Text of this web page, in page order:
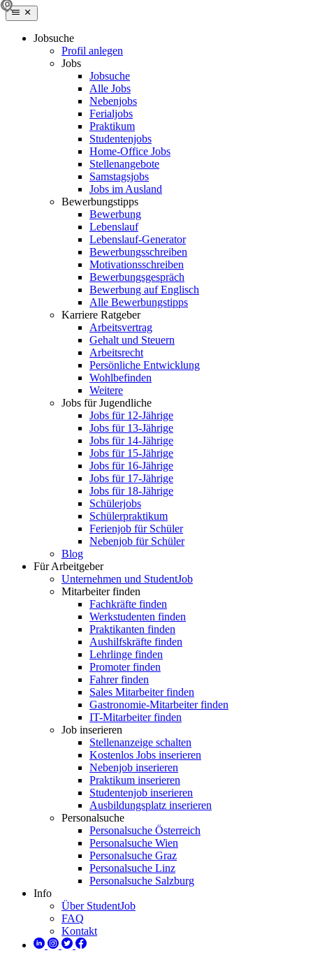
Jobsuche
Profil anlegen
Jobs
Jobsuche
Alle Jobs
Nebenjobs
Ferialjobs
Praktikum
Studentenjobs
Home-Office Jobs
Stellenangebote
Samstagsjobs
Jobs im Ausland
Bewerbungstipps
Bewerbung
Lebenslauf
Lebenslauf-Generator
Bewerbungsschreiben
Motivationsschreiben
Bewerbungsgespräch
Bewerbung auf Englisch
Alle Bewerbungstipps
Karriere Ratgeber
Arbeitsvertrag
Gehalt und Steuern
Arbeitsrecht
Persönliche Entwicklung
Wohlbefinden
Weitere
Jobs für Jugendliche
Jobs für 12-Jährige
Jobs für 13-Jährige
Jobs für 14-Jährige
Jobs für 15-Jährige
Jobs für 16-Jährige
Jobs für 17-Jährige
Jobs für 18-Jährige
Schülerjobs
Schülerpraktikum
Ferienjob für Schüler
Nebenjob für Schüler
Blog
Für Arbeitgeber
Unternehmen und StudentJob
Mitarbeiter finden
Fachkräfte finden
Werkstudenten finden
Praktikanten finden
Aushilfskräfte finden
Lehrlinge finden
Promoter finden
Fahrer finden
Sales Mitarbeiter finden
Gastronomie-Mitarbeiter finden
IT-Mitarbeiter finden
Job inserieren
Stellenanzeige schalten
Kostenlos Jobs inserieren
Nebenjob inserieren
Praktikum inserieren
Studentenjob inserieren
Ausbildungsplatz inserieren
Personalsuche
Personalsuche Österreich
Personalsuche Wien
Personalsuche Graz
Personalsuche Linz
Personalsuche Salzburg
Info
Über StudentJob
FAQ
Kontakt